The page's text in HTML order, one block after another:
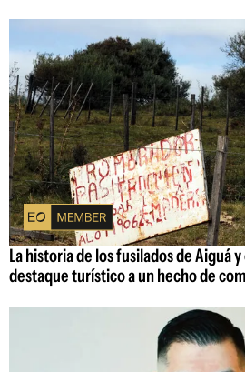
La historia de los fusilados de Aiguá
destaque turístico a un hecho de